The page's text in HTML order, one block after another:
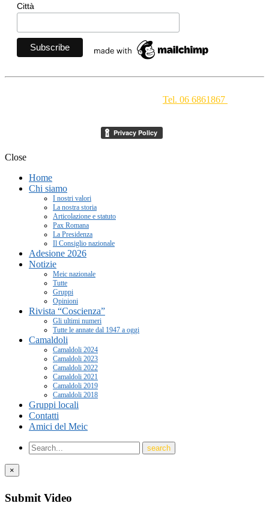
Città
Tel. 06 6861867
Close
Home
Chi siamo
I nostri valori
La nostra storia
Articolazione e statuto
Pax Romana
La Presidenza
Il Consiglio nazionale
Adesione 2026
Notizie
Meic nazionale
Tutte
Gruppi
Opinioni
Rivista “Coscienza”
Gli ultimi numeri
Tutte le annate dal 1947 a oggi
Camaldoli
Camaldoli 2024
Camaldoli 2023
Camaldoli 2022
Camaldoli 2021
Camaldoli 2019
Camaldoli 2018
Gruppi locali
Contatti
Amici del Meic
×
Submit Video